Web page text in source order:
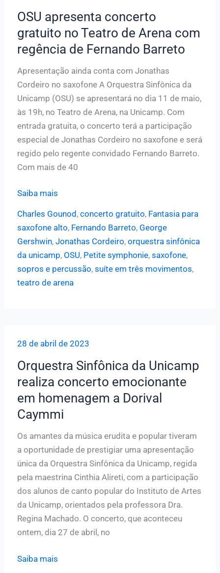
OSU apresenta concerto
gratuito no Teatro de Arena com
regência de Fernando Barreto
Apresentação ainda conta com Jonathas
Cordeiro no saxofone A Orquestra Sinfônica da
Unicamp (OSU) se apresentará no dia 11 de maio,
às 19h, no Teatro de Arena, na Unicamp. Com
entrada gratuita, o concerto terá a participação
especial de Jonathas Cordeiro no saxofone e será
regido pelo regente convidado Fernando Barreto.
Com mais de 40
OSU
Fernando
Saiba mais
Charles Gounod, concerto gratuito, Fantasia para
saxofone alto, Fernando Barreto, George
Gershwin, Jonathas Cordeiro, orquestra sinfônica
da unicamp, OSU, Petite symphonie, saxofone,
sopros e percussão, suíte em três movimentos,
teatro de arena
28 de abril de 2023
Orquestra Sinfônica da Unicamp
realiza concerto emocionante
em homenagem a Dorival
Caymmi
Os amantes da música erudita e popular tiveram
a oportunidade de prestigiar uma apresentação
única da Orquestra Sinfônica da Unicamp, regida
pela maestrina Cinthia Alireti, com a participação
dos alunos de canto popular do Instituto de Artes
da Unicamp, orientados pela professora Dra.
Regina Machado. O concerto, que aconteceu
ontem, dia 27 de abril, no
Orquestra
Saiba mais